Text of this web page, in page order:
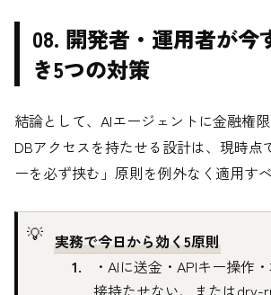
08. 開発者・運用者が今
き5つの対策
結論として、AIエージェントに金融権
DBアクセスを持たせる設計は、現時点
ーを必ず挟む」原則を例外なく適用す
実務で今日から効く5原則
・AIに送金・APIキー操作
接持たせない、またはdry-